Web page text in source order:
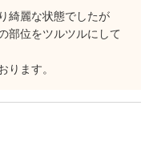
綺麗な状態でしたが
部位をツルツルにして
ります。